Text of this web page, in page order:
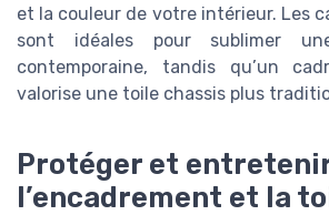
et la couleur de votre intérieur. Les
sont idéales pour sublimer
contemporaine, tandis qu’un
valorise une toile chassis plus
Protéger et
l’encadrement et la